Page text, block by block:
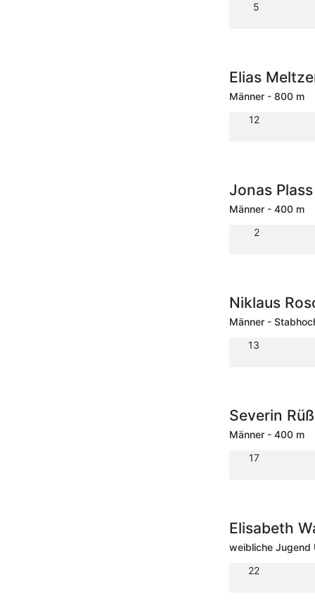
5
Elias
Männer - 800 m
12
Jonas
Männer - 400 m
2
Niklaus
Männer -
13
Severin
Männer - 400 m
17
Elisabeth
weibliche Jugend
22